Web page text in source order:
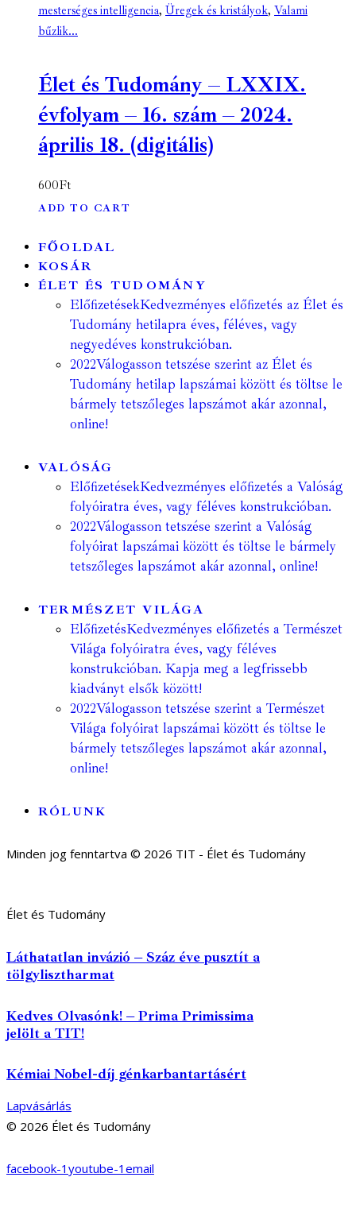
mesterséges intelligencia, Üregek és kristályok, Valami
bűzlik...
Élet és Tudomány – LXXIX.
évfolyam – 16. szám – 2024.
április 18. (digitális)
600Ft
ADD TO CART
FŐOLDAL
KOSÁR
ÉLET ÉS TUDOMÁNY
ElőfizetésekKedvezményes előfizetés az Élet és
Tudomány hetilapra éves, féléves, vagy
negyedéves konstrukcióban.
2022Válogasson tetszése szerint az Élet és
Tudomány hetilap lapszámai között és töltse le
bármely tetszőleges lapszámot akár azonnal,
online!
VALÓSÁG
ElőfizetésekKedvezményes előfizetés a Valóság
folyóiratra éves, vagy féléves konstrukcióban.
2022Válogasson tetszése szerint a Valóság
folyóirat lapszámai között és töltse le bármely
tetszőleges lapszámot akár azonnal, online!
TERMÉSZET VILÁGA
ElőfizetésKedvezményes előfizetés a Természet
Világa folyóiratra éves, vagy féléves
konstrukcióban. Kapja meg a legfrissebb
kiadványt elsők között!
2022Válogasson tetszése szerint a Természet
Világa folyóirat lapszámai között és töltse le
bármely tetszőleges lapszámot akár azonnal,
online!
RÓLUNK
Minden jog fenntartva © 2026 TIT - Élet és Tudomány
Élet és Tudomány
Láthatatlan invázió – Száz éve pusztít a
tölgylisztharmat
Kedves Olvasónk! – Prima Primissima
jelölt a TIT!
Kémiai Nobel-díj génkarbantartásért
Lapvásárlás
© 2026 Élet és Tudomány
facebook-1 youtube-1 email